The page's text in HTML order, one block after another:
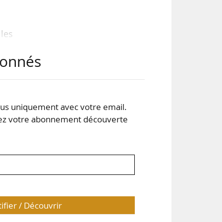
uniquement avec votre email.
votre abonnement découverte
/ Découvrir